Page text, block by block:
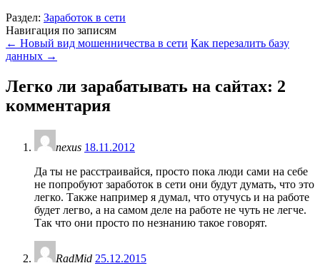
Раздел: Заработок в сети
Навигация по записям
← Новый вид мошенничества в сети Как перезалить базу
данных →
Легко ли зарабатывать на сайтах: 2
комментария
nexus 18.11.2012
Да ты не расстраивайся, просто пока люди сами на себе
не попробуют заработок в сети они будут думать, что это
легко. Также например я думал, что отучусь и на работе
будет легво, а на самом деле на работе не чуть не легче.
Так что они просто по незнанию такое говорят.
RadMid 25.12.2015